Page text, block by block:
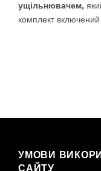
ущільнювачем,
комплект включений
УМОВИ
САЙТУ